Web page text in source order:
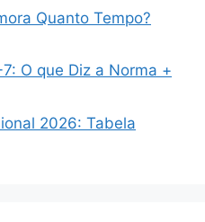
Quanto Tempo?
O que Diz a Norma +
2026: Tabela